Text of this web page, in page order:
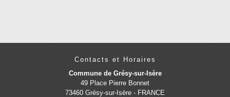
Contacts et Horaires
Commune de Grésy-sur-Isère
49 Place Pierre Bonnet
73460 Grésy-sur-Isère - FRANCE